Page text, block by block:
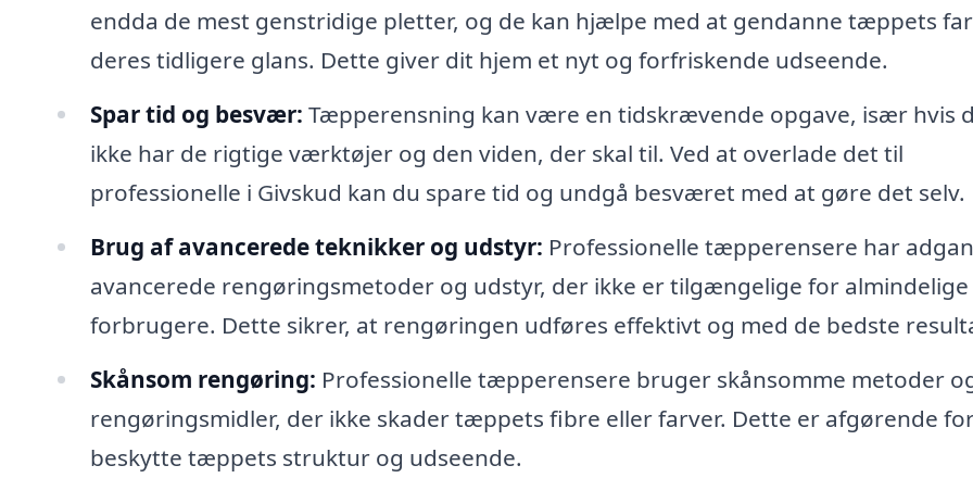
endda de mest genstridige pletter, og de kan hjælpe med at gendanne tæppets
deres tidligere glans. Dette giver dit hjem et nyt og forfriskende udseende.
Spar tid og besvær: Tæpperensning kan være en tidskrævende opgave, især hvis
ikke har de rigtige værktøjer og den viden, der skal til. Ved at overlade det til
professionelle i Givskud kan du spare tid og undgå besværet med at gøre det selv.
Brug af avancerede teknikker og udstyr: Professionelle tæpperensere har
avancerede rengøringsmetoder og udstyr, der ikke er tilgængelige for almindelige
forbrugere. Dette sikrer, at rengøringen udføres effektivt og med de bedste
Skånsom rengøring: Professionelle tæpperensere bruger skånsomme metoder
rengøringsmidler, der ikke skader tæppets fibre eller farver. Dette er afgørende
beskytte tæppets struktur og udseende.